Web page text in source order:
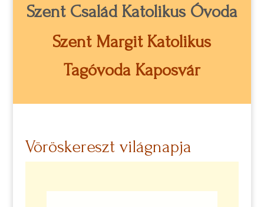
Szent Család Katolikus Óvoda
Szent Margit Katolikus
Tagóvoda Kaposvár
Vöröskereszt világnapja